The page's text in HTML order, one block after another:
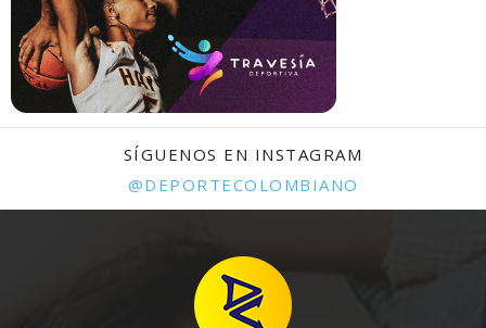
SÍGUENOS EN INSTAGRAM
@DEPORTECOLOMBIANO